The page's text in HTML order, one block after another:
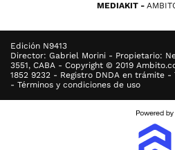
MEDIAKIT
Edición N9413
Director: Gabriel Morini - Propietario:
3551, CABA - Copyright © 2019
1852 9232 - Registro DNDA en trámite
- Términos y condiciones de uso